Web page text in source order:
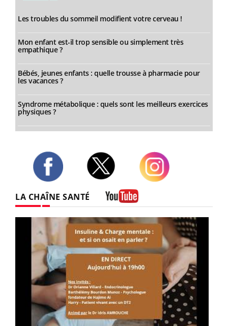
Les troubles du sommeil modifient votre cerveau !
Mon enfant est-il trop sensible ou simplement très
empathique ?
Bébés, jeunes enfants : quelle trousse à pharmacie pour
les vacances ?
Syndrome métabolique : quels sont les meilleurs exercices
physiques ?
LA CHAÎNE SANTÉ